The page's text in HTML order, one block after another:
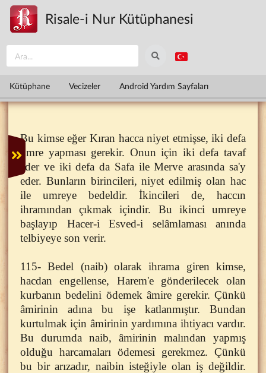
Ana içeriğe atla
Risale-i Nur Kütüphanesi
Kütüphane Vecizeler Android Yardım Sayfaları
Bu kimse eğer Kıran hacca niyet etmişse, iki defa
umre yapması gerekir. Onun için iki defa tavaf
eder ve iki defa da Safa ile Merve arasında sa'y
eder. Bunların birincileri, niyet edilmiş olan hac
ile umreye bedeldir. İkincileri de, haccın
ihramından çıkmak içindir. Bu ikinci umreye
başlayıp Hacer-i Esved-i selâmlaması anında
telbiyeye son verir.
115- Bedel (naib) olarak ihrama giren kimse,
hacdan engellense, Harem'e gönderilecek olan
kurbanın bedelini ödemek âmire gerekir. Çünkü
âmirinin adına bu işe katlanmıştır. Bundan
kurtulmak için âmirinin yardımına ihtiyacı vardır.
Bu durumda naib, âmirinin malından yapmış
olduğu harcamaları ödemesi gerekmez. Çünkü
bu bir arızadır, naibin isteğiyle olan iş değildir.